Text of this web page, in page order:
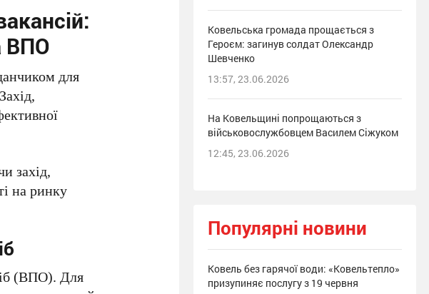
ВПО
для
захід,
на ринку
(ВПО). Для
Ковельська громада прощається з
Героєм: загинув солдат Олександр
Шевченко
13:57, 23.06.2026
На Ковельщині попрощаються з
військовослужбовцем Василем Сіжуком
12:45, 23.06.2026
Популярні новини
Ковель без гарячої води: «Ковельтепло»
призупиняє послугу з 19 червня